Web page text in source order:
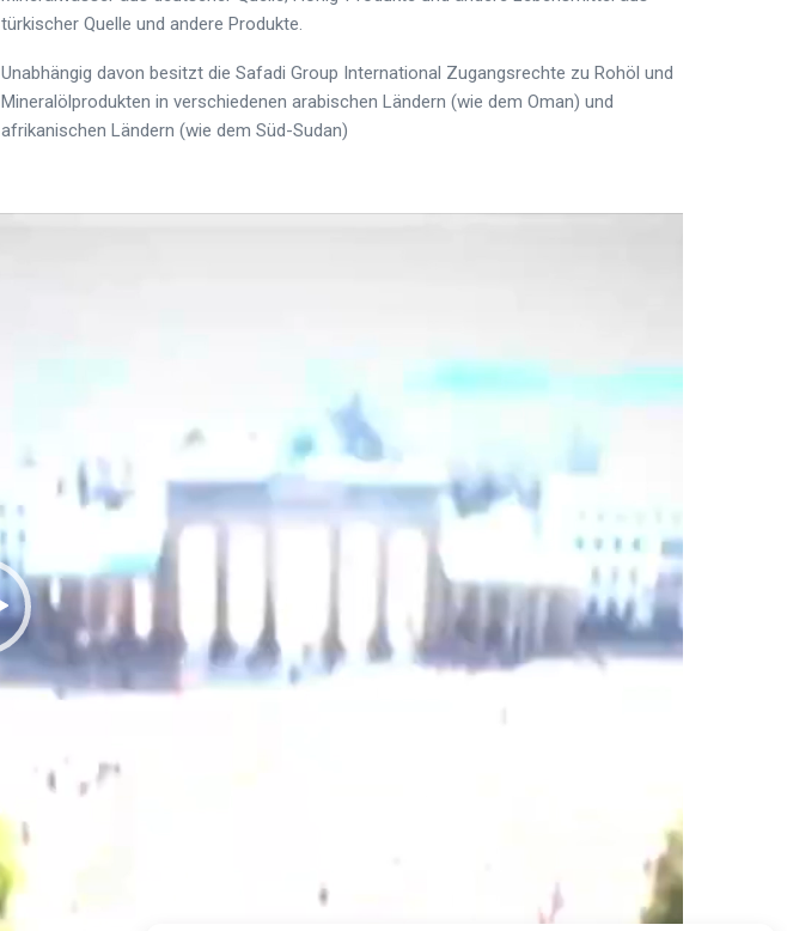
türkischer Quelle und andere Produkte.
Unabhängig davon besitzt die Safadi Group International Zugangsrechte zu Rohöl und
Mineralölprodukten in verschiedenen arabischen Ländern (wie dem Oman) und
afrikanischen Ländern (wie dem Süd-Sudan)